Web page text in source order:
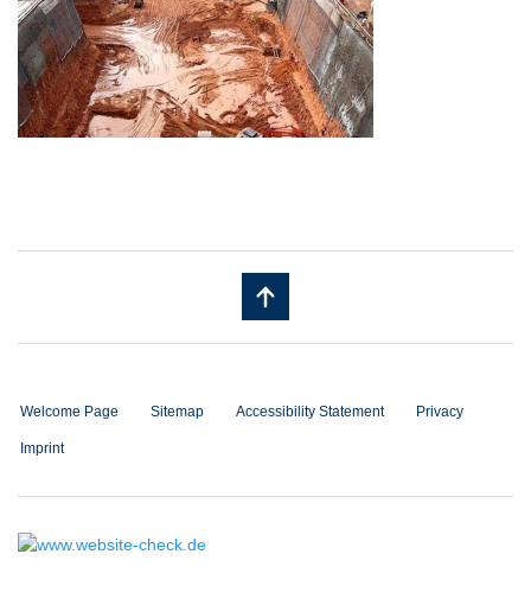
Welcome Page Sitemap Accessibility Statement Privacy
Imprint